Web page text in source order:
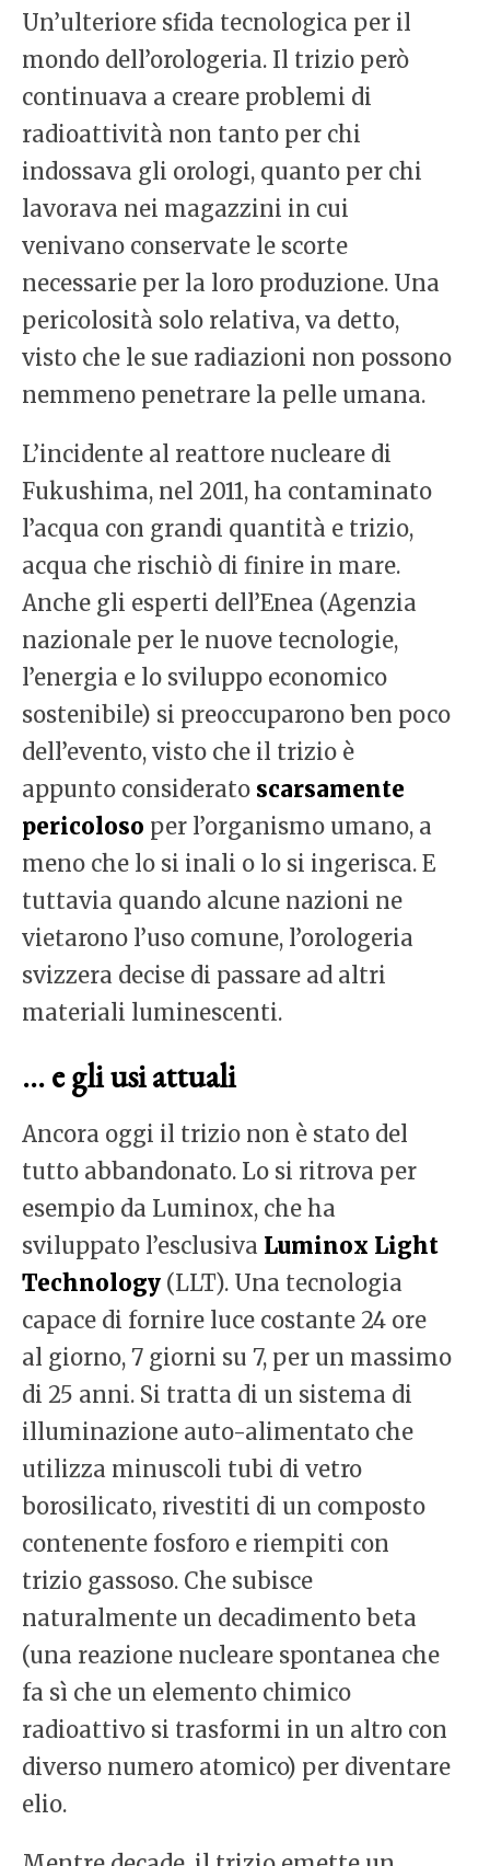
Un’ulteriore sfida tecnologica per il
mondo dell’orologeria. Il trizio però
continuava a creare problemi di
radioattività non tanto per chi
indossava gli orologi, quanto per chi
lavorava nei magazzini in cui
venivano conservate le scorte
necessarie per la loro produzione. Una
pericolosità solo relativa, va detto,
visto che le sue radiazioni non possono
nemmeno penetrare la pelle umana.
L’incidente al reattore nucleare di
Fukushima, nel 2011, ha contaminato
l’acqua con grandi quantità e trizio,
acqua che rischiò di finire in mare.
Anche gli esperti dell’Enea (Agenzia
nazionale per le nuove tecnologie,
l’energia e lo sviluppo economico
sostenibile) si preoccuparono ben poco
dell’evento, visto che il trizio è
appunto considerato scarsamente
pericoloso per l’organismo umano, a
meno che lo si inali o lo si ingerisca. E
tuttavia quando alcune nazioni ne
vietarono l’uso comune, l’orologeria
svizzera decise di passare ad altri
materiali luminescenti.
… e gli usi attuali
Ancora oggi il trizio non è stato del
tutto abbandonato. Lo si ritrova per
esempio da Luminox, che ha
sviluppato l’esclusiva Luminox Light
Technology (LLT). Una tecnologia
capace di fornire luce costante 24 ore
al giorno, 7 giorni su 7, per un massimo
di 25 anni. Si tratta di un sistema di
illuminazione auto-alimentato che
utilizza minuscoli tubi di vetro
borosilicato, rivestiti di un composto
contenente fosforo e riempiti con
trizio gassoso. Che subisce
naturalmente un decadimento beta
(una reazione nucleare spontanea che
fa sì che un elemento chimico
radioattivo si trasformi in un altro con
diverso numero atomico) per diventare
elio.